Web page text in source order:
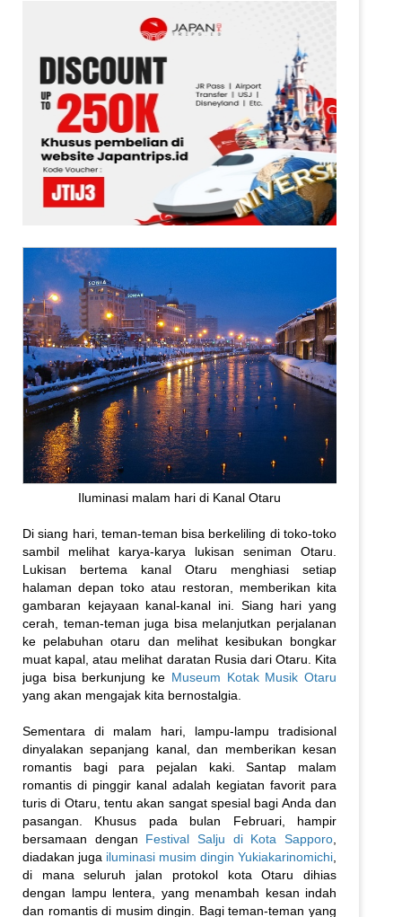
Iluminasi malam hari di Kanal Otaru
Di siang hari, teman-teman bisa berkeliling di toko-toko
sambil melihat karya-karya lukisan seniman Otaru.
Lukisan bertema kanal Otaru menghiasi setiap
halaman depan toko atau restoran, memberikan kita
gambaran kejayaan kanal-kanal ini. Siang hari yang
cerah, teman-teman juga bisa melanjutkan perjalanan
ke pelabuhan otaru dan melihat kesibukan bongkar
muat kapal, atau melihat daratan Rusia dari Otaru. Kita
juga bisa berkunjung ke Museum Kotak Musik Otaru
yang akan mengajak kita bernostalgia.
Sementara di malam hari, lampu-lampu tradisional
dinyalakan sepanjang kanal, dan memberikan kesan
romantis bagi para pejalan kaki. Santap malam
romantis di pinggir kanal adalah kegiatan favorit para
turis di Otaru, tentu akan sangat spesial bagi Anda dan
pasangan. Khusus pada bulan Februari, hampir
bersamaan dengan Festival Salju di Kota Sapporo
diadakan juga iluminasi musim dingin Yukiakarinomichi
di mana seluruh jalan protokol kota Otaru dihias
dengan lampu lentera, yang menambah kesan indah
dan romantis di musim dingin. Bagi teman-teman yang